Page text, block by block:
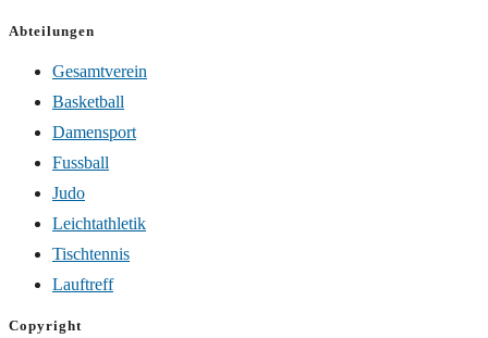
Abteilungen
Gesamtverein
Basketball
Damensport
Fussball
Judo
Leichtathletik
Tischtennis
Lauftreff
Copyright